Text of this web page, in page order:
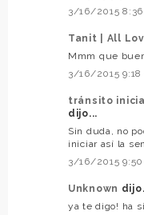
3/16/2015 8:36
Tanit | All
Mmm que
3/16/2015 9:18
tránsito
dijo...
Sin duda, no
iniciar así la
3/16/2015 9:50
Unknown
ya te digo! ha